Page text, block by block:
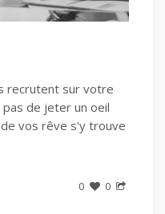
recrutent sur votre
de jeter un oeil
vos rêve s'y trouve
0 0